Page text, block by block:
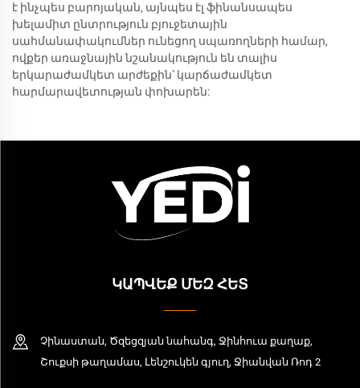
է ինչպես բարոյական, այնպես էլ ֆինանսապես
խելամիտ ընտրություն բյուջետային
սահմանափակումներ ունեցող սպառողների համար,
ովքեր առաջնային նշանակություն են տալիս
երկարաժամկետ արժեքին՝ կարճաժամկետ
հարմարավետության փոխարեն:
ԿԱՊՎԵՔ ՄԵԶ ՀԵՏ
Չինաստան, Ծզեցզյան նահանգ, Ջինհուա քաղաք,
Շուքսի թաղամաս, Լենշուկեն գյուղ, Ջիանվան Ռոդ 2